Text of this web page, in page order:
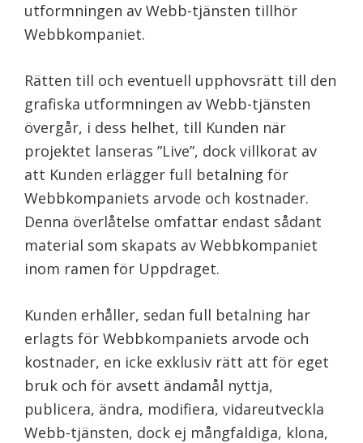
utformningen av Webb-tjänsten tillhör
Webbkompaniet.
Rätten till och eventuell upphovsrätt till den
grafiska utformningen av Webb-tjänsten
övergår, i dess helhet, till Kunden när
projektet lanseras ”Live”, dock villkorat av
att Kunden erlägger full betalning för
Webbkompaniets arvode och kostnader.
Denna överlåtelse omfattar endast sådant
material som skapats av Webbkompaniet
inom ramen för Uppdraget.
Kunden erhåller, sedan full betalning har
erlagts för Webbkompaniets arvode och
kostnader, en icke exklusiv rätt att för eget
bruk och för avsett ändamål nyttja,
publicera, ändra, modifiera, vidareutveckla
Webb-tjänsten, dock ej mångfaldiga, klona,